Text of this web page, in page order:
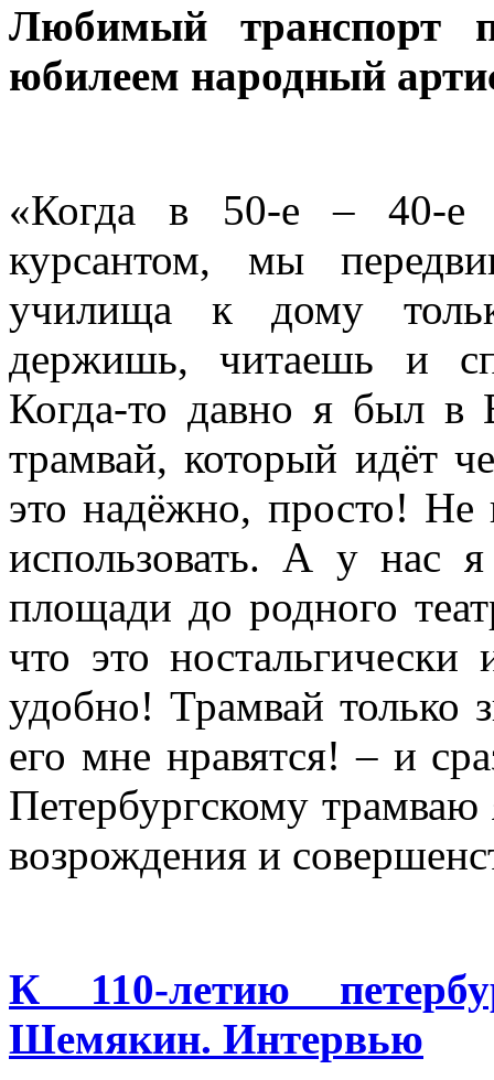
Любимый транспорт
юбилеем народный
«Когда в 50-е – 40-е
курсантом, мы
училища к дому
держишь, читаешь и
Когда-то давно я был
трамвай, который идёт
это надёжно, просто! Не
использовать. А у нас
площади до родного
что это
удобно! Трамвай только
его мне нравятся! – и
Петербургскому
возрождения и
К 110-летию
Шемякин. Интервью